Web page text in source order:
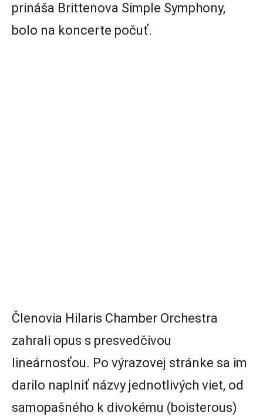
prináša Brittenova Simple Symphony,
bolo na koncerte počuť.
Členovia Hilaris Chamber Orchestra
zahrali opus s presvedčivou
lineárnosťou. Po výrazovej stránke sa im
darilo naplniť názvy jednotlivých viet, od
samopašného k divokému (boisterous)